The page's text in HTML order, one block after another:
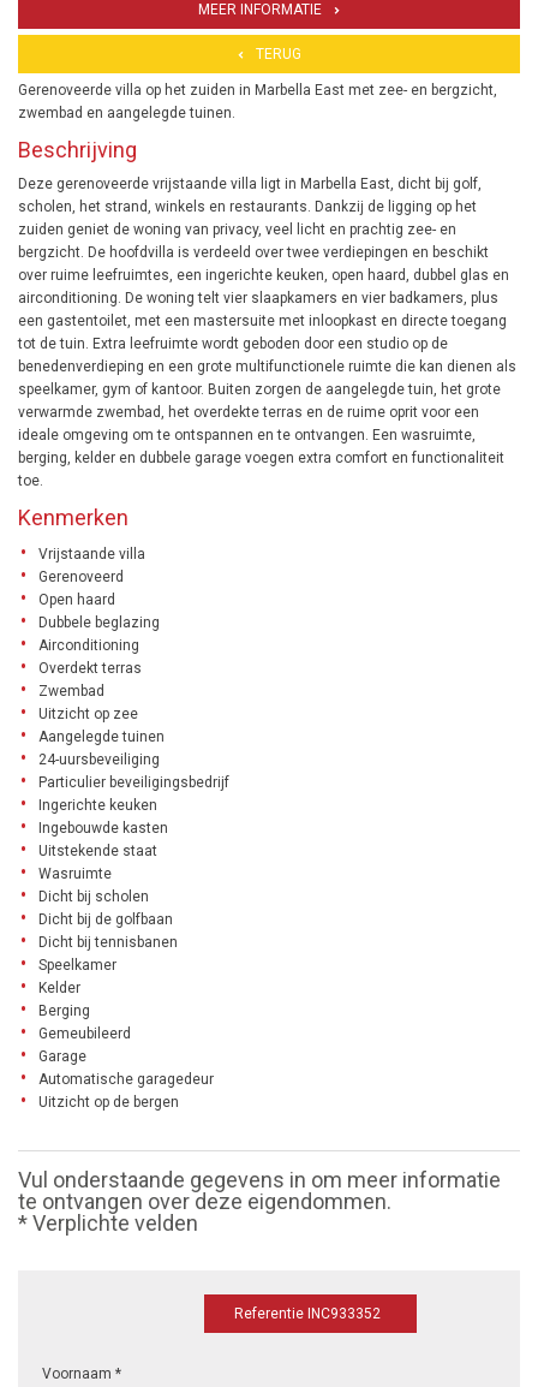
MEER INFORMATIE
TERUG
Gerenoveerde villa op het zuiden in Marbella East met zee- en bergzicht,
zwembad en aangelegde tuinen.
Beschrijving
Deze gerenoveerde vrijstaande villa ligt in Marbella East, dicht bij golf,
scholen, het strand, winkels en restaurants. Dankzij de ligging op het
zuiden geniet de woning van privacy, veel licht en prachtig zee- en
bergzicht. De hoofdvilla is verdeeld over twee verdiepingen en beschikt
over ruime leefruimtes, een ingerichte keuken, open haard, dubbel glas en
airconditioning. De woning telt vier slaapkamers en vier badkamers, plus
een gastentoilet, met een mastersuite met inloopkast en directe toegang
tot de tuin. Extra leefruimte wordt geboden door een studio op de
benedenverdieping en een grote multifunctionele ruimte die kan dienen als
speelkamer, gym of kantoor. Buiten zorgen de aangelegde tuin, het grote
verwarmde zwembad, het overdekte terras en de ruime oprit voor een
ideale omgeving om te ontspannen en te ontvangen. Een wasruimte,
berging, kelder en dubbele garage voegen extra comfort en functionaliteit
toe.
Kenmerken
Vrijstaande villa
Gerenoveerd
Open haard
Dubbele beglazing
Airconditioning
Overdekt terras
Zwembad
Uitzicht op zee
Aangelegde tuinen
24-uursbeveiliging
Particulier beveiligingsbedrijf
Ingerichte keuken
Ingebouwde kasten
Uitstekende staat
Wasruimte
Dicht bij scholen
Dicht bij de golfbaan
Dicht bij tennisbanen
Speelkamer
Kelder
Berging
Gemeubileerd
Garage
Automatische garagedeur
Uitzicht op de bergen
Vul onderstaande gegevens in om meer informatie
te ontvangen over deze eigendommen.
* Verplichte velden
Referentie INC933352
Voornaam *